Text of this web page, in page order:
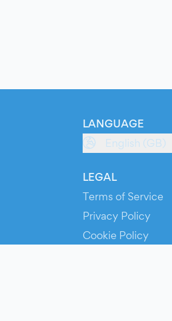
LANGUAGE
English (GB)
LEGAL
Terms of Service
Privacy Policy
Cookie Policy